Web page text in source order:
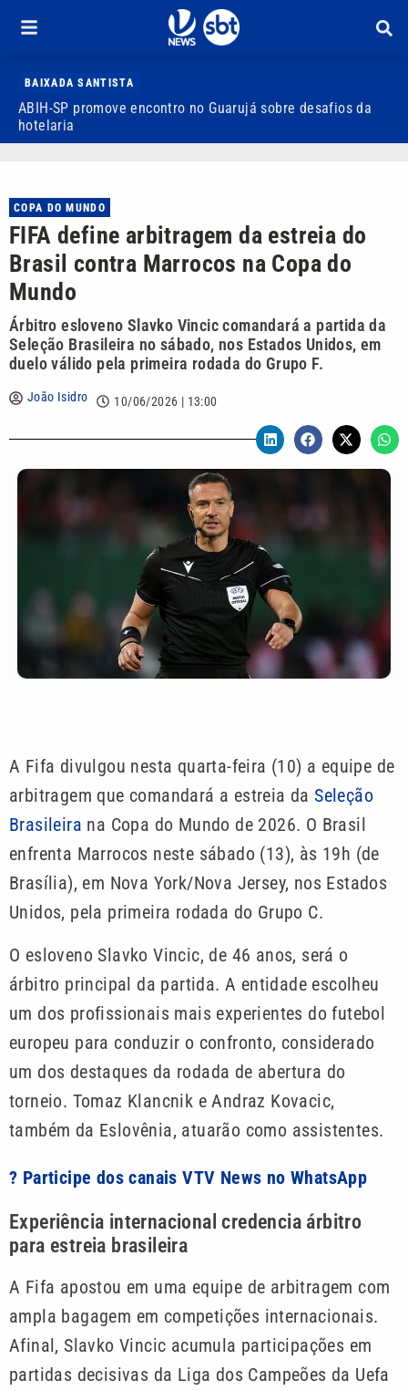
BAIXADA SANTISTA
ABIH-SP promove encontro no Guarujá sobre desafios da
hotelaria
COPA DO MUNDO
FIFA define arbitragem da estreia do
Brasil contra Marrocos na Copa do
Mundo
Árbitro esloveno Slavko Vincic comandará a partida da
Seleção Brasileira no sábado, nos Estados Unidos, em
duelo válido pela primeira rodada do Grupo F.
João Isidro 10/06/2026 | 13:00
A Fifa divulgou nesta quarta-feira (10) a equipe de
arbitragem que comandará a estreia daSeleção
Brasileira na Copa do Mundo de 2026. O Brasil
enfrenta Marrocos neste sábado (13), às 19h (de
Brasília), em Nova York/Nova Jersey, nos Estados
Unidos, pela primeira rodada do Grupo C.
O esloveno Slavko Vincic, de 46 anos, será o
árbitro principal da partida. A entidade escolheu
um dos profissionais mais experientes do futebol
europeu para conduzir o confronto, considerado
um dos destaques da rodada de abertura do
torneio. Tomaz Klancnik e Andraz Kovacic,
também da Eslovênia, atuarão como assistentes.
? Participe dos canais VTV News no WhatsApp
Experiência internacional credencia árbitro
para estreia brasileira
A Fifa apostou em uma equipe de arbitragem com
ampla bagagem em competições internacionais.
Afinal, Slavko Vincic acumula participações em
partidas decisivas da Liga dos Campeões da Uefa